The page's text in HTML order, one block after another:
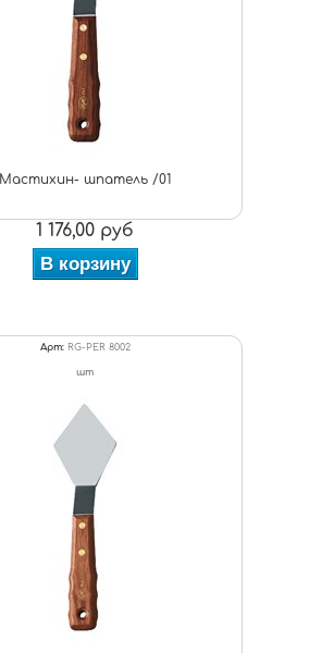
Мастихин- шпатель /01
1 176,00 руб
В корзину
Арт: RG-PER 8002
шт